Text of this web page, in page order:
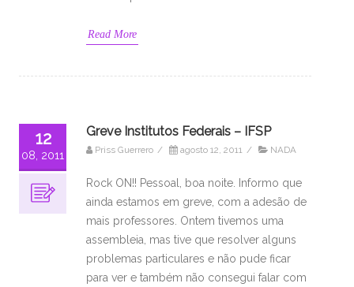
Read More
12
08, 2011
Greve Institutos Federais – IFSP
Priss Guerrero / agosto 12, 2011 / NADA
Rock ON!! Pessoal, boa noite. Informo que
ainda estamos em greve, com a adesão de
mais professores. Ontem tivemos uma
assembleia, mas tive que resolver alguns
problemas particulares e não pude ficar
para ver e também não consegui falar com